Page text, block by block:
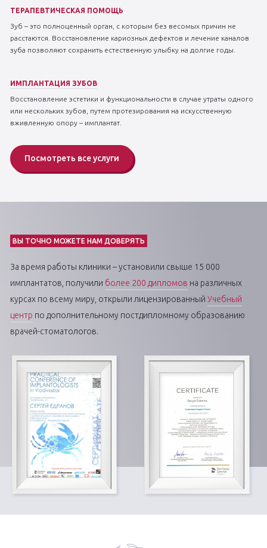
Посмотреть все услуги
ТЕРАПЕВТИЧЕСКАЯ ПОМОЩЬ
Зуб – это полноценный орган, с которым без весомых причин не
расстаются. Восстановление кариозных дефектов и лечение каналов
зуба позволяют сохранить естественную улыбку на долгие годы.
ИМПЛАНТАЦИЯ ЗУБОВ
Восстановление эстетики и функциональности в случае утраты одного
или нескольких зубов, путем протезирования на искусственную
вживленную опору – имплантат.
ВЫ ТОЧНО МОЖЕТЕ НАМ ДОВЕРЯТЬ
За время работы клиники – установили свыше 15 000
имплантатов, получили более 200 дипломов на различных
курсах по всему миру, открыли лицензированный Учебный
центр по дополнительному постдипломному образованию
врачей-стоматологов.